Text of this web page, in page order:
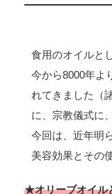
食用のオイルと
今から8000年よ
れてきました（
に、宗教儀式に
今回は、近年明
美容効果とその
★オリーブオイル